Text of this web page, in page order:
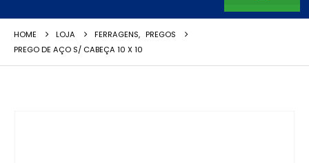
HOME LOJA FERRAGENS, PREGOS
PREGO DE AÇO S/ CABEÇA 10 X 10